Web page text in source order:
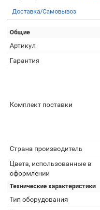
Доставка/Самовывоз
Общие
Артикул
Гарантия
Комплект поставки
Страна производитель
Цвета, использованные в
оформлении
Технические характеристики
Тип оборудования